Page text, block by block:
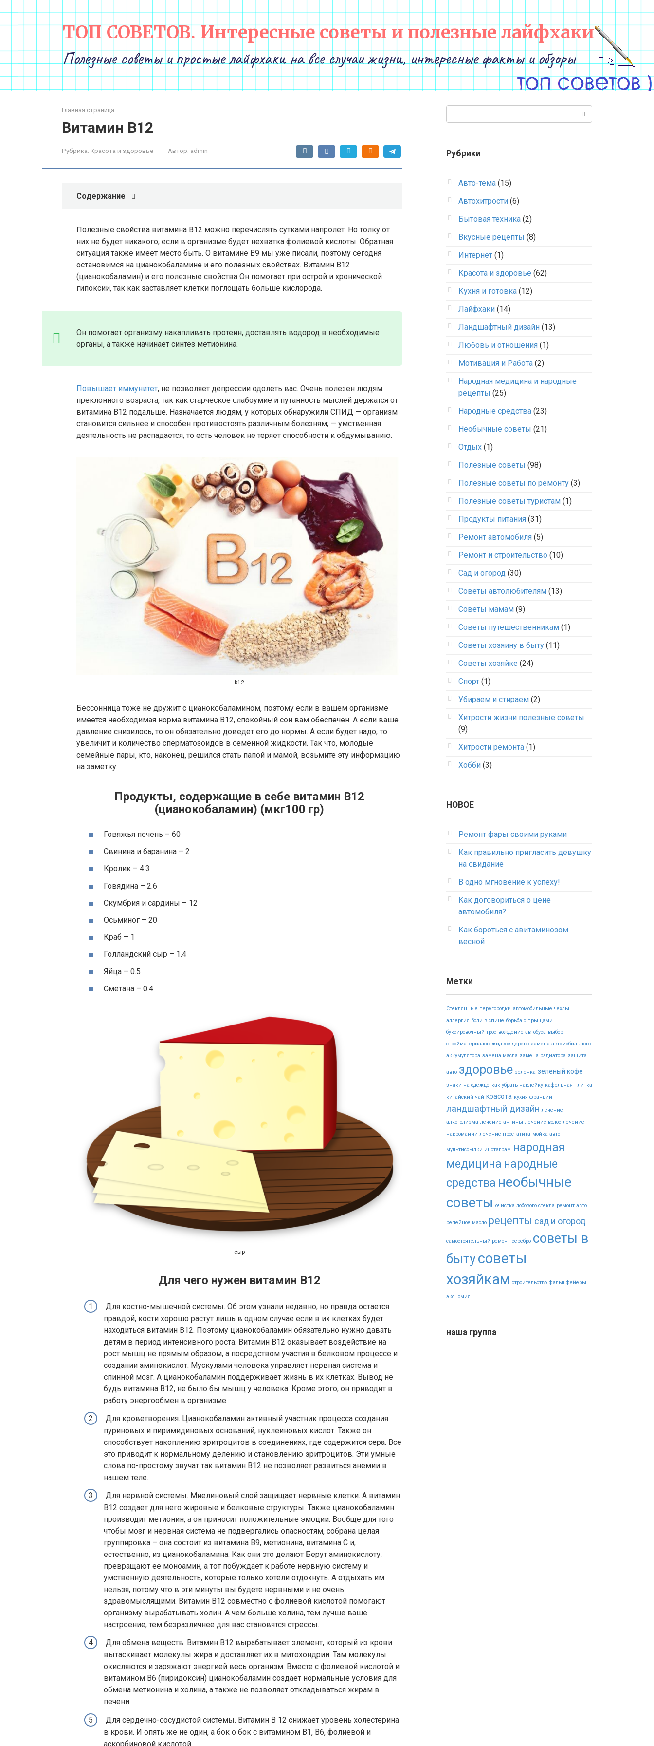
ТОП СОВЕТОВ. Интересные советы и полезные лайфхаки
Полезные советы и простые лайфхаки на все случаи жизни, интересные факты и обзоры
Главная страница
Витамин B12
Рубрика: Красота и здоровье Автор: admin
Содержание
Полезные свойства витамина В12 можно перечислять сутками напролет. Но толку от
них не будет никакого, если в организме будет нехватка фолиевой кислоты. Обратная
ситуация также имеет место быть. О витамине В9 мы уже писали, поэтому сегодня
остановимся на цианокобаламине и его полезных свойствах. Витамин В12
(цианокобаламин) и его полезные свойства Он помогает при острой и хронической
гипоксии, так как заставляет клетки поглощать больше кислорода.
Он помогает организму накапливать протеин, доставлять водород в необходимые
органы, а также начинает синтез метионина.
Повышает иммунитет, не позволяет депрессии одолеть вас. Очень полезен людям
преклонного возраста, так как старческое слабоумие и путанность мыслей держатся от
витамина В12 подальше. Назначается людям, у которых обнаружили СПИД — организм
становится сильнее и способен противостоять различным болезням; — умственная
деятельность не распадается, то есть человек не теряет способности к обдумыванию.
b12
Бессонница тоже не дружит с цианокобаламином, поэтому если в вашем организме
имеется необходимая норма витамина В12, спокойный сон вам обеспечен. А если ваше
давление снизилось, то он обязательно доведет его до нормы. А если будет надо, то
увеличит и количество сперматозоидов в семенной жидкости. Так что, молодые
семейные пары, кто, наконец, решился стать папой и мамой, возьмите эту информацию
на заметку.
Продукты, содержащие в себе витамин В12
(цианокобаламин) (мкг100 гр)
Говяжья печень – 60
Свинина и баранина – 2
Кролик – 4.3
Говядина – 2.6
Скумбрия и сардины – 12
Осьминог – 20
Краб – 1
Голландский сыр – 1.4
Яйца – 0.5
Сметана – 0.4
сыр
Для чего нужен витамин В12
Для костно-мышечной системы. Об этом узнали недавно, но правда остается
правдой, кости хорошо растут лишь в одном случае если в их клетках будет
находиться витамин В12. Поэтому цианокобаламин обязательно нужно давать
детям в период интенсивного роста. Витамин В12 оказывает воздействие на
рост мышц не прямым образом, а посредством участия в белковом процессе и
создании аминокислот. Мускулами человека управляет нервная система и
спинной мозг. А цианокобаламин поддерживает жизнь в их клетках. Вывод не
будь витамина В12, не было бы мышц у человека. Кроме этого, он приводит в
работу энергообмен в организме.
Для кроветворения. Цианокобаламин активный участник процесса создания
пуриновых и пиримидиновых оснований, нуклеиновых кислот. Также он
способствует накоплению эритроцитов в соединениях, где содержится сера. Все
это приводит к нормальному делению и становлению эритроцитов. Эти умные
слова по-простому звучат так витамин В12 не позволяет развиться анемии в
нашем теле.
Для нервной системы. Миелиновый слой защищает нервные клетки. А витамин
В12 создает для него жировые и белковые структуры. Также цианокобаламин
производит метионин, а он приносит положительные эмоции. Вообще для того
чтобы мозг и нервная система не подвергались опасностям, собрана целая
группировка – она состоит из витамина В9, метионина, витамина С и,
естественно, из цианокобаламина. Как они это делают Берут аминокислоту,
превращают ее моноамин, а тот побуждает к работе нервную систему и
умственную деятельность, которые только хотели отдохнуть. А отдыхать им
нельзя, потому что в эти минуты вы будете нервными и не очень
здравомыслящими. Витамин В12 совместно с фолиевой кислотой помогают
организму вырабатывать холин. А чем больше холина, тем лучше ваше
настроение, тем безразличнее для вас становятся стрессы.
Для обмена веществ. Витамин В12 вырабатывает элемент, который из крови
вытаскивает молекулы жира и доставляет их в митохондрии. Там молекулы
окисляются и заряжают энергией весь организм. Вместе с фолиевой кислотой и
витамином В6 (пиридоксин) цианокобаламин создает нормальные условия для
обмена метионина и холина, а также не позволяет откладываться жирам в
печени.
Для сердечно-сосудистой системы. Витамин В 12 снижает уровень холестерина
в крови. И опять же не один, а бок о бок с витамином В1, В6, фолиевой и
аскорбиновой кислотой.
Рубрики
Авто-тема (15)
Автохитрости (6)
Бытовая техника (2)
Вкусные рецепты (8)
Интернет (1)
Красота и здоровье (62)
Кухня и готовка (12)
Лайфхаки (14)
Ландшафтный дизайн (13)
Любовь и отношения (1)
Мотивация и Работа (2)
Народная медицина и народные
рецепты (25)
Народные средства (23)
Необычные советы (21)
Отдых (1)
Полезные советы (98)
Полезные советы по ремонту (3)
Полезные советы туристам (1)
Продукты питания (31)
Ремонт автомобиля (5)
Ремонт и строительство (10)
Сад и огород (30)
Советы автолюбителям (13)
Советы мамам (9)
Советы путешественникам (1)
Советы хозяину в быту (11)
Советы хозяйке (24)
Спорт (1)
Убираем и стираем (2)
Хитрости жизни полезные советы
(9)
Хитрости ремонта (1)
Хобби (3)
НОВОЕ
Ремонт фары своими руками
Как правильно пригласить девушку
на свидание
В одно мгновение к успеху!
Как договориться о цене
автомобиля?
Как бороться с авитаминозом
весной
Метки
Стеклянные перегородки автомобильные чехлы
аллергия боли в спине борьба с прыщами
буксировочный трос вождение автобуса выбор
стройматериалов жидкое дерево замена автомобильного
аккумулятора замена масла замена радиатора защита
авто здоровье зеленка зеленый кофе
знаки на одежде как убрать наклейку кафельная плитка
китайский чай красота кухня франции
ландшафтный дизайн лечение
алкоголизма лечение ангины лечение волос лечение
накромании лечение простатита мойка авто
мультиссылки инстаграм народная
медицина народные
средства необычные
советы очистка лобового стекла ремонт авто
репейное масло рецепты сад и огород
самостоятельный ремонт серебро советы в
бытусоветы
хозяйкам строительство фальшфейеры
экономия
наша группа